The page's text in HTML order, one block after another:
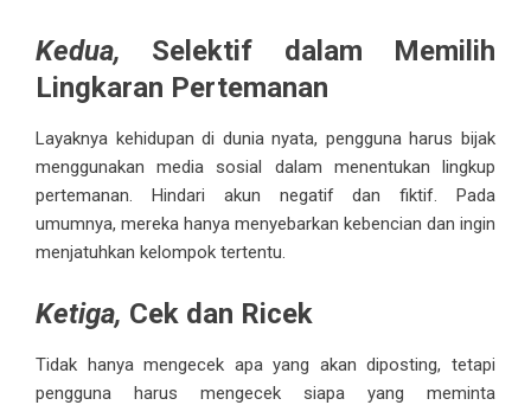
Kedua, Selektif dalam Memilih
Lingkaran Pertemanan
Layaknya kehidupan di dunia nyata, pengguna harus bijak
menggunakan media sosial dalam menentukan lingkup
pertemanan. Hindari akun negatif dan fiktif. Pada
umumnya, mereka hanya menyebarkan kebencian dan ingin
menjatuhkan kelompok tertentu.
Ketiga, Cek dan Ricek
Tidak hanya mengecek apa yang akan diposting, tetapi
pengguna harus mengecek siapa yang meminta